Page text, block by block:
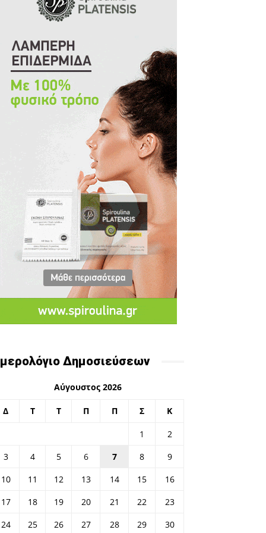
Δημοσιεύσεων
Αύγουστος 2026
Δ Τ Τ Π Π Σ Κ
1
2
3
4 5 6 7 8
9
10
11 12 13 14 15
16
17
18 19 20 21 22
23
24
25 26 27 28 29 30